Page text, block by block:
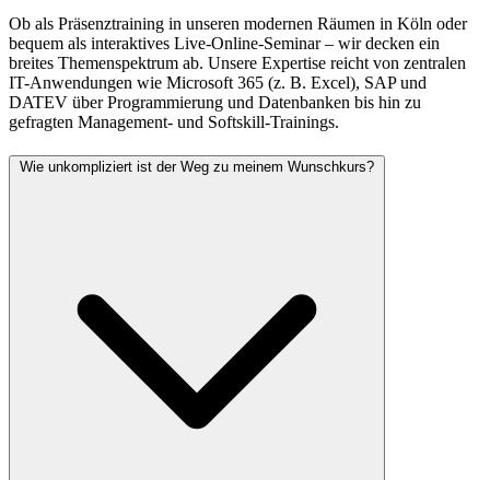
Ob als Präsenztraining in unseren modernen Räumen in Köln oder
bequem als interaktives Live-Online-Seminar – wir decken ein
breites Themenspektrum ab. Unsere Expertise reicht von zentralen
IT-Anwendungen wie Microsoft 365 (z. B. Excel), SAP und
DATEV über Programmierung und Datenbanken bis hin zu
gefragten Management- und Softskill-Trainings.
Wie unkompliziert ist der Weg zu meinem Wunschkurs?